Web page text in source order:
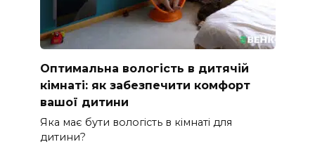
Оптимальна вологість в дитячій
кімнаті: як забезпечити комфорт
вашої дитини
Яка має бути вологість в кімнаті для
дитини?